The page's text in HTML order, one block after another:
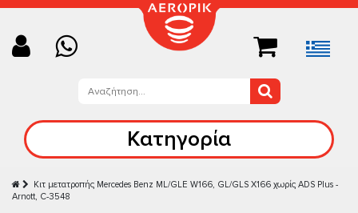
Κατηγορία
Κιτ μετατροπής Mercedes Benz ML/GLE W166, GL/GLS X166 χωρίς ADS Plus -
Arnott, C-3548